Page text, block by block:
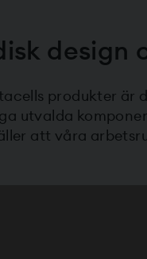
design
produkter är
utvalda
att våra